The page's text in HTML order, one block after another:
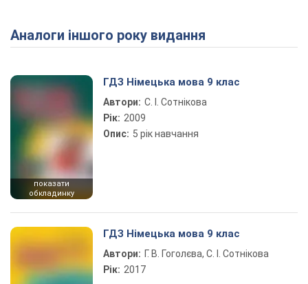
Аналоги іншого року видання
показати
обкладинку
ГДЗ Німецька мова 9 клас
Автори: С. І. Сотнікова
Рік: 2009
Опис: 5 рік навчання
ГДЗ Німецька мова 9 клас
Автори: Г. В. Гоголєва, С. І. Сотнікова
Рік: 2017